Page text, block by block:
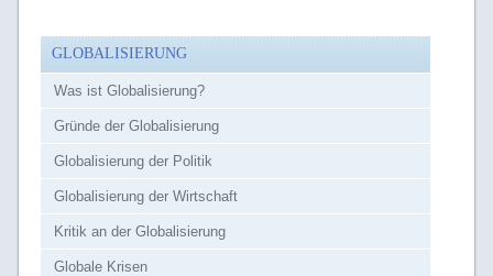
GLOBALISIERUNG
Was ist Globalisierung?
Gründe der Globalisierung
Globalisierung der Politik
Globalisierung der Wirtschaft
Kritik an der Globalisierung
Globale Krisen